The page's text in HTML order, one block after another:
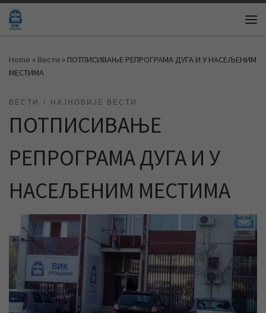
Skip to content
Home » Вести » ПОТПИСИВАЊЕ РЕПРОГРАМА ДУГА И У НАСЕЉЕНИМ
МЕСТИМА
ВЕСТИ НАЈНОВИЈЕ ВЕСТИ
ПОТПИСИВАЊЕ
РЕПРОГРАМА ДУГА И У
НАСЕЉЕНИМ МЕСТИМА